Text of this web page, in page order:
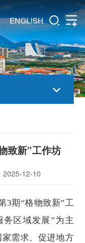
ENGLISH
致新”工作坊
2025-12-10
3期“格物致新”工
务区域发展”为主
需求、促进地方